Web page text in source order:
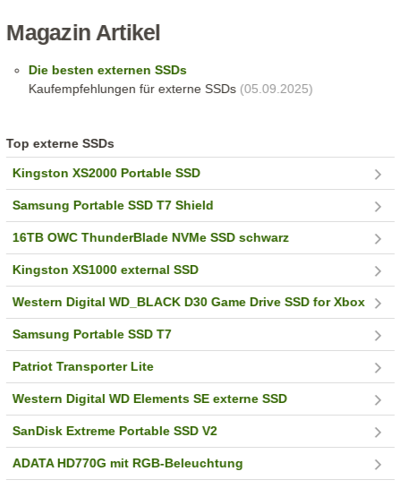
Magazin Artikel
Die besten externen SSDs
Kaufempfehlungen für externe SSDs(05.09.2025)
Top externe SSDs
Kingston XS2000 Portable SSD
Samsung Portable SSD T7 Shield
16TB OWC ThunderBlade NVMe SSD schwarz
Kingston XS1000 external SSD
Western Digital WD_BLACK D30 Game Drive SSD for Xbox
Samsung Portable SSD T7
Patriot Transporter Lite
Western Digital WD Elements SE externe SSD
SanDisk Extreme Portable SSD V2
ADATA HD770G mit RGB-Beleuchtung